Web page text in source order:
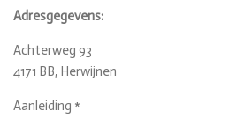
Adresgegevens:
Achterweg 93
4171 BB, Herwijnen
Aanleiding *